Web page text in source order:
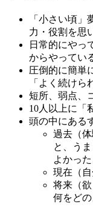
「小さい頃
力・役割を思
日常的にやっ
からやってい
圧倒的に簡単
「よく続けら
短所、弱点、
10人以上に「
頭の中にある
過去（
と、う
よかっ
現在（自
将来（
何をどの